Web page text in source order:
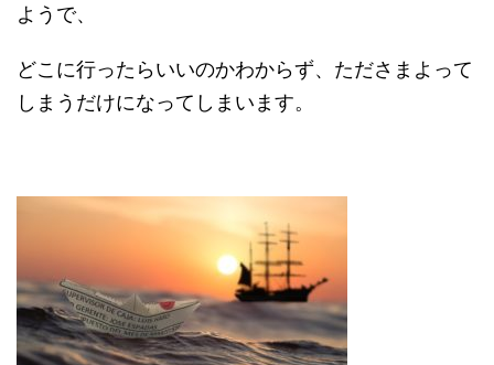
ようで、
どこに行ったらいいのかわからず、たださまよって
しまうだけになってしまいます。